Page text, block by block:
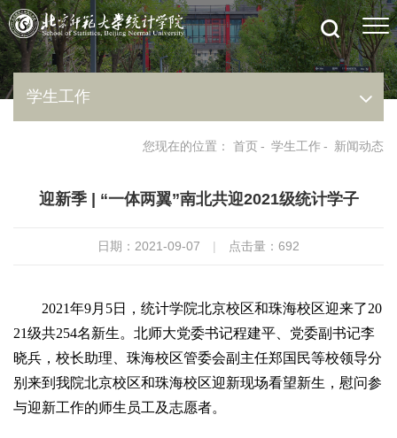
学生工作
您现在的位置： 首页- 学生工作- 新闻动态
迎新季 | “一体两翼”南北共迎2021级统计学子
日期：2021-09-07 | 点击量： 692
2021年9月5日，统计学院北京校区和珠海校区迎来了20
21级共254名新生。 北师大党委书记程建平、党委副书记李
晓兵，校长助理、珠海校区管委会副主任郑国民等校领导分
别来到我院北京校区和珠海校区迎新现场看望新生，慰问参
与迎新工作的师生员工及志愿者。